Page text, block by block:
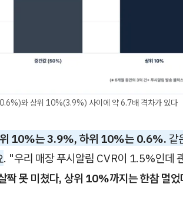
와 상위 10%(3.9%) 사이에 약 6.7배 격차가 있다
10%는 3.9%, 하위 10%는 0.6%. 같
. "우리 매장 푸시알림 CVR이 1.5%인데
짝 못 미쳤다, 상위 10%까지는 한참 멀었